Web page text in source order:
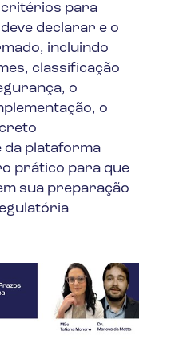
para
declarar e o
incluindo
classificação
o
o
da plataforma
prático para que
sua preparação